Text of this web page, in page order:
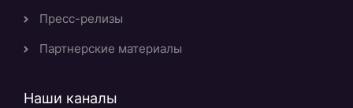
Пресс-релизы
Партнерские материалы
Наши каналы